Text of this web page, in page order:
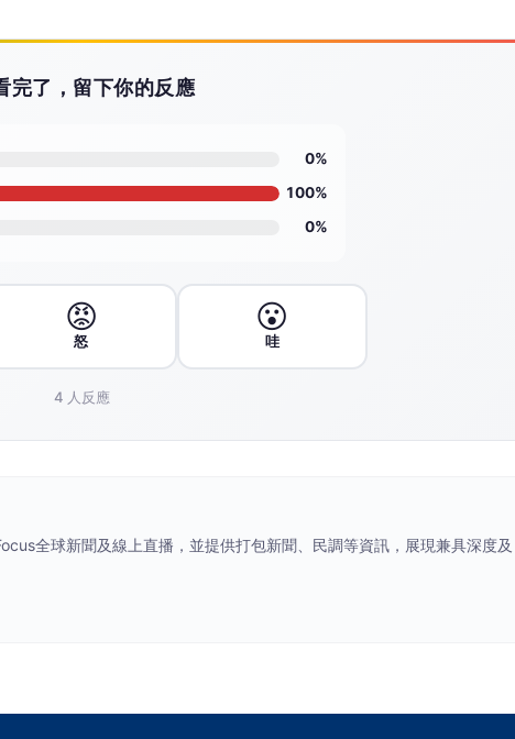
完了，留下你的反應
0%
100%
0%
😡
怒
😮
哇
4 人反應
全球新聞及線上直播，並提供打包新聞、民調等資訊，展現兼具深度及